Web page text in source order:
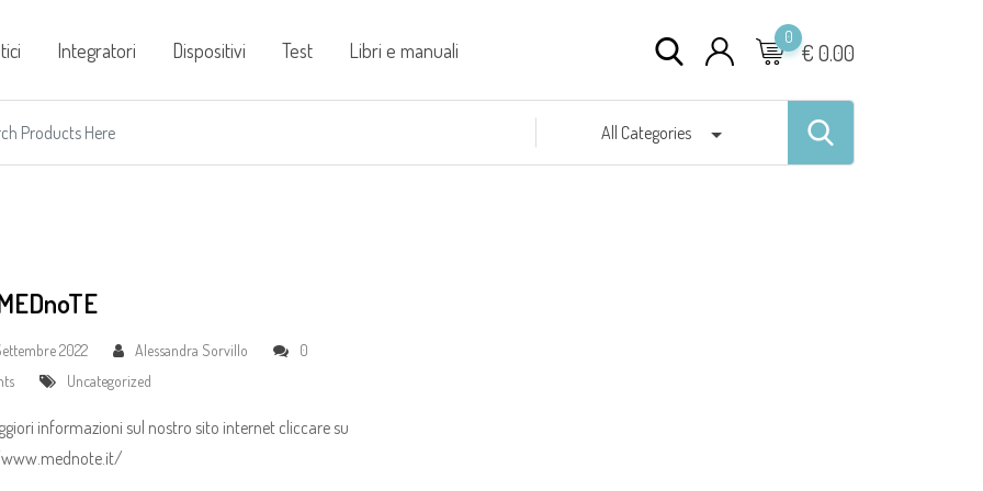
Integratori Dispositivi Test Libri e manuali €0.00
0
All Categories
2022 Alessandra Sorvillo
0
Uncategorized
informazioni sul nostro sito internet cliccare su